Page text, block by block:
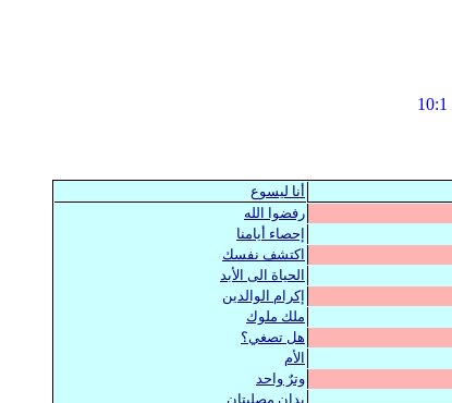
أنا ليسوع
رفضوا الله
إحصاء أيامنا
اكتشف نفسك
الحياة الى الأبد
إكرام الوالدين
ملك ملوك
هل تصغي؟
الأم
وترٌ واحد
يدان مصليتان